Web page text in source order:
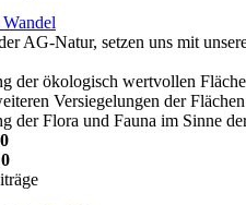
AG-Natur, setzen uns mit
der ökologisch wertvollen
Versiegelungen der
der Flora und Fauna im Sinne
0
0